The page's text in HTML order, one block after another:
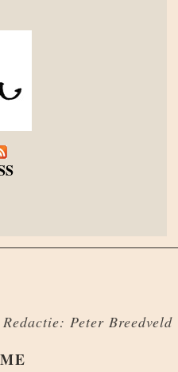
Peter Breedveld